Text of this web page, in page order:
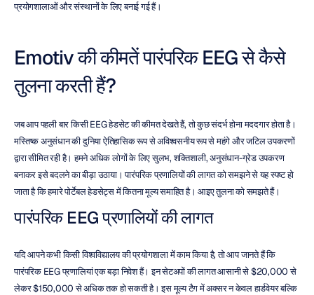
प्रयोगशालाओं और संस्थानों के लिए बनाई गई हैं।
Emotiv की कीमतें पारंपरिक EEG से कैसे
तुलना करती हैं?
जब आप पहली बार किसी EEG हेडसेट की कीमत देखते हैं, तो कुछ संदर्भ होना मददगार होता है।
मस्तिष्क अनुसंधान की दुनिया ऐतिहासिक रूप से अविश्वसनीय रूप से महंगे और जटिल उपकरणों
द्वारा सीमित रही है। हमने अधिक लोगों के लिए सुलभ, शक्तिशाली, अनुसंधान-ग्रेड उपकरण
बनाकर इसे बदलने का बीड़ा उठाया। पारंपरिक प्रणालियों की लागत को समझने से यह स्पष्ट हो
जाता है कि हमारे पोर्टेबल हेडसेट्स में कितना मूल्य समाहित है। आइए तुलना को समझते हैं।
पारंपरिक EEG प्रणालियों की लागत
यदि आपने कभी किसी विश्वविद्यालय की प्रयोगशाला में काम किया है, तो आप जानते हैं कि
पारंपरिक EEG प्रणालियां एक बड़ा निवेश हैं। इन सेटअपों की लागत आसानी से $20,000 से
लेकर $150,000 से अधिक तक हो सकती है। इस मूल्य टैग में अक्सर न केवल हार्डवेयर बल्कि